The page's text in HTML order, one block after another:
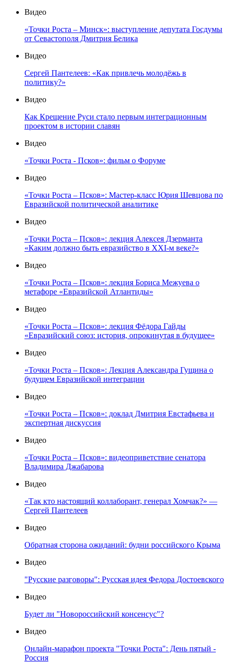
Видео
«Точки Роста – Минск»: выступление депутата Госдумы
от Севастополя Дмитрия Белика
Видео
Сергей Пантелеев: «Как привлечь молодёжь в
политику?»
Видео
Как Крещение Руси стало первым интеграционным
проектом в истории славян
Видео
«Точки Роста - Псков»: фильм о Форуме
Видео
«Точки Роста – Псков»: Мастер-класс Юрия Шевцова по
Евразийской политической аналитике
Видео
«Точки Роста – Псков»: лекция Алексея Дзерманта
«Каким должно быть евразийство в XXI-м веке?»
Видео
«Точки Роста – Псков»: лекция Бориса Межуева о
метафоре «Евразийской Атлантиды»
Видео
«Точки Роста – Псков»: лекция Фёдора Гайды
«Евразийский союз: история, опрокинутая в будущее»
Видео
«Точки Роста – Псков»: Лекция Александра Гущина о
будущем Евразийской интеграции
Видео
«Точки Роста – Псков»: доклад Дмитрия Евстафьева и
экспертная дискуссия
Видео
«Точки Роста – Псков»: видеоприветствие сенатора
Владимира Джабарова
Видео
«Так кто настоящий коллаборант, генерал Хомчак?» —
Сергей Пантелеев
Видео
Обратная сторона ожиданий: будни российского Крыма
Видео
"Русские разговоры": Русская идея Федора Достоевского
Видео
Будет ли "Новороссийский консенсус"?
Видео
Онлайн-марафон проекта "Точки Роста": День пятый -
Россия